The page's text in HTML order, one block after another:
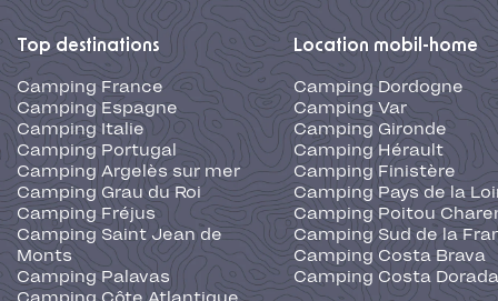
Top destinations
Camping France
Camping Espagne
Camping Italie
Camping Portugal
Camping Argelès sur mer
Camping Grau du Roi
Camping Fréjus
Camping Saint Jean de
Monts
Camping Palavas
Location mobil-home
Camping Dordogne
Camping Var
Camping Gironde
Camping Hérault
Camping Finistère
Camping Pays de la
Camping Poitou
Camping Sud de la
Camping Costa Brava
Camping Costa Dorada